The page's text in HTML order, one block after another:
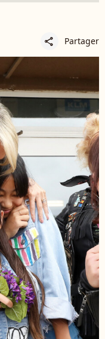
share Partager